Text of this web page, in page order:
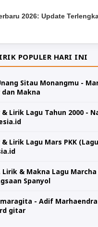
2026: Update
POPULER HARI INI
Sitau Monangmu -
dan Makna
Lirik Lagu Tahun 2000 -
Lirik Lagu Mars PKK
Lirik & Makna Lagu Marcha
Spanyol
- Adif
gitar